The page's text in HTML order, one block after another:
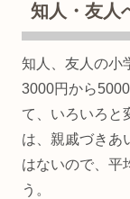
知人・友人
知人、友人の小
3000円から
て、いろいろと
は、親戚づきあ
はないので、平
う。